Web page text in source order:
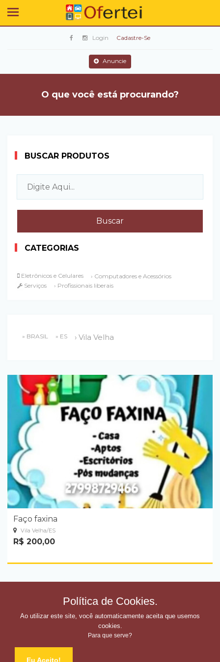
Login Cadastre-Se
Anuncie
O que você está procurando?
BUSCAR PRODUTOS
CATEGORIAS
Eletrônicos e Celulares
› Computadores e Acessórios
Serviços
› Profissionais liberais
» BRASIL » ES › Vila Velha
Faço faxina
Vila Velha/ES
R$ 200,00
Política de Cookies.
Ao utilizar este site, você automaticamente aceita que usemos
cookies.
Para que serve?
Eu Aceito!